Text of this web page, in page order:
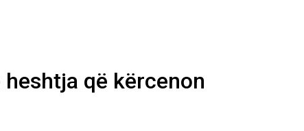
heshtja që kërcenon